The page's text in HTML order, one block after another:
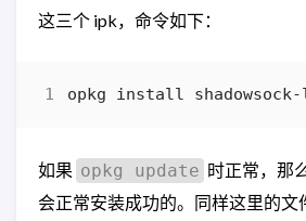
这三个 ipk，命令如下：
如果 opkg update 时正常，那
会正常安装成功的。同样这里的文